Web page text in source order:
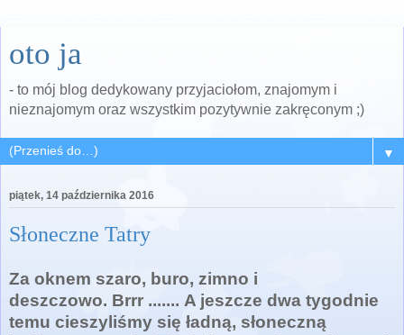
oto ja
- to mój blog dedykowany przyjaciołom, znajomym i
nieznajomym oraz wszystkim pozytywnie zakręconym ;)
▼
piątek, 14 października 2016
Słoneczne Tatry
Za oknem szaro, buro, zimno i
deszczowo. Brrr ....... A jeszcze dwa tygodnie
temu cieszyliśmy się ładną, słoneczną